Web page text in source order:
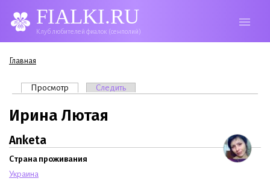
FIALKI.RU
Клуб любителей фиалок (сенполий)
Вы здесь
Главная
Главные вкладки
Просмотр (активная вкладка)
Следить
Ирина Лютая
Anketa
Страна проживания
Украина